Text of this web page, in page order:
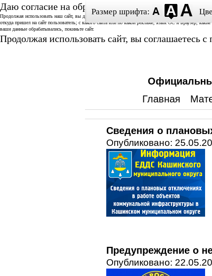
Даю согласие на обработку данных
Продолжая использовать наш сайт, вы даете согласие на использование аналитической системы
откуда пришел на сайт пользователь; с какого сайта или по какой рекламе; язык ОС и Браузер;
ваши данные обрабатывались, покиньте сайт.
Продолжая использовать сайт, вы
Размер шрифта:
Главная
Сведения о
Опубликовано:
Предупреждение о
Опубликовано: